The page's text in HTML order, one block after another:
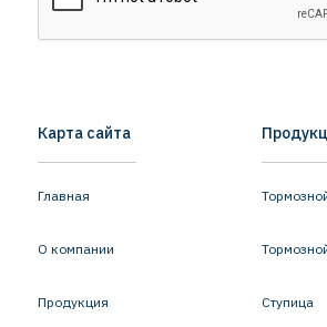
Карта сайта
Главная
О компании
Продукция Ступица